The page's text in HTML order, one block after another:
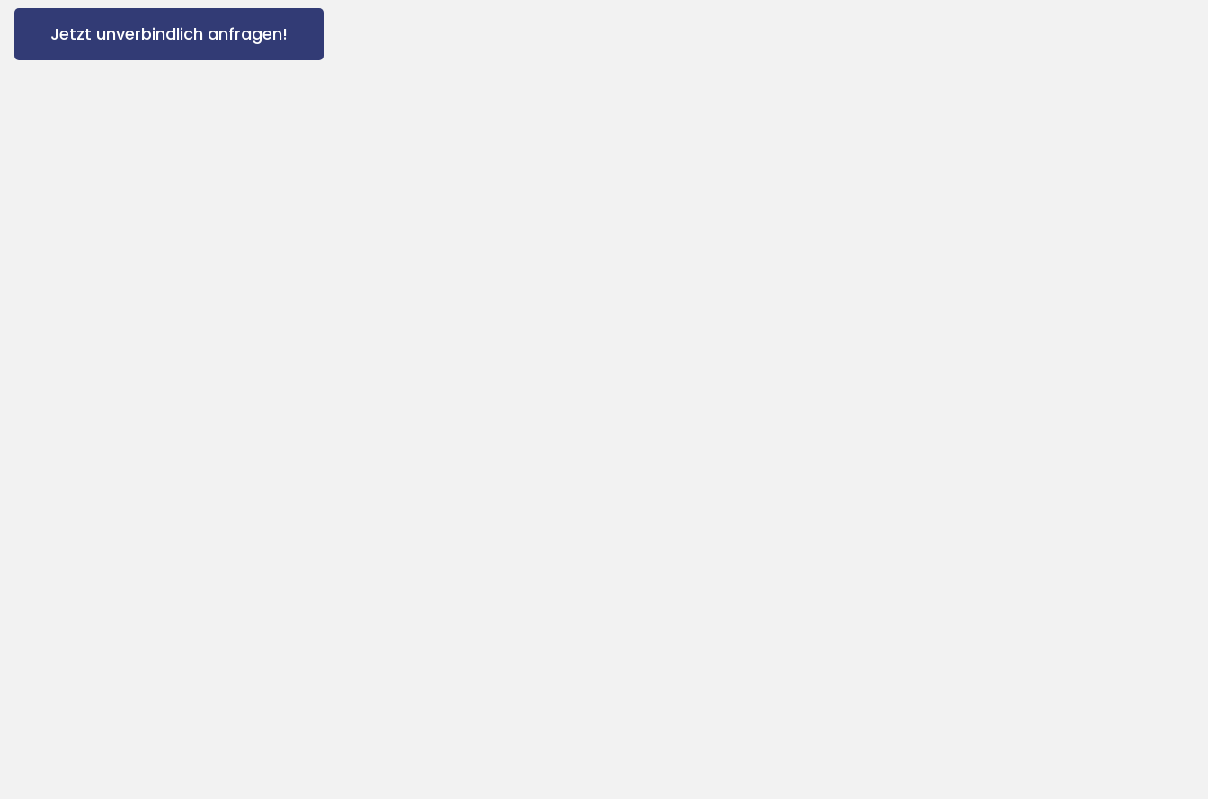
Jetzt unverbindlich anfragen!